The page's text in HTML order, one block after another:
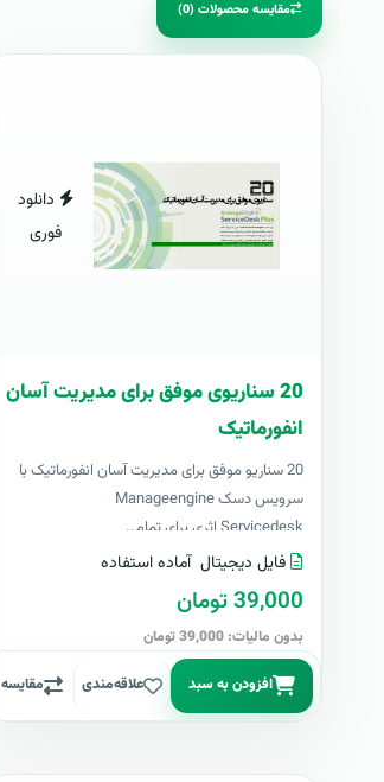
مقایسه محصولات (0)
دانلود
فوری
20 سناریوی موفق برای مدیریت آسان
انفورماتیک
20 سناریو موفق برای مدیریت آسان انفورماتیک با
سرویس دسک Manageengine
Servicedesk اثری برای تمام..
فایل دیجیتال آماده استفاده
39,000 تومان
بدون مالیات: 39,000 تومان
افزودن به سبد علاقه‌مندی مقایسه